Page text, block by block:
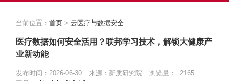
当前位置： 首页 > 云医疗与数据安全
医疗数据如何安全活用？联邦学习技术，解锁大健康产
业新动能
发布时间：2026-06-30 来源：新质研究院 浏览量：
2165